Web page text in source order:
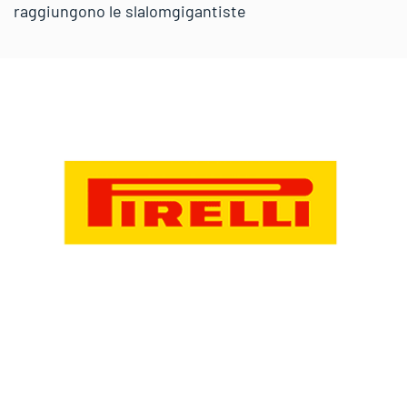
raggiungono le slalomgigantiste